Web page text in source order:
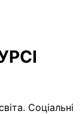
Соціальні